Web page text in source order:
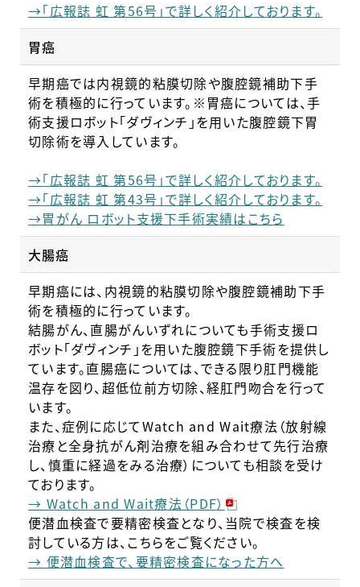
→「広報誌 虹 第56号」で詳しく紹介しております。
胃癌
早期癌では内視鏡的粘膜切除や腹腔鏡補助下手
術を積極的に行っています。※胃癌については、手
術支援ロボット「ダヴィンチ」を用いた腹腔鏡下胃
切除術を導入しています。
→「広報誌 虹 第56号」で詳しく紹介しております。
→「広報誌 虹 第43号」で詳しく紹介しております。
→胃がん ロボット支援下手術実績はこちら
大腸癌
早期癌には、内視鏡的粘膜切除や腹腔鏡補助下手
術を積極的に行っています。
結腸がん、直腸がんいずれについても手術支援ロ
ボット「ダヴィンチ」を用いた腹腔鏡下手術を提供し
ています。直腸癌については、できる限り肛門機能
温存を図り、超低位前方切除、経肛門吻合を行って
います。
また、症例に応じてWatch and Wait療法（放射線
治療と全身抗がん剤治療を組み合わせて先行治療
し、慎重に経過をみる治療）についても相談を受け
ております。
→ Watch and Wait療法（PDF）
便潜血検査で要精密検査となり、当院で検査を検
討している方は、こちらをご覧ください。
→ 便潜血検査で、要精密検査になった方へ